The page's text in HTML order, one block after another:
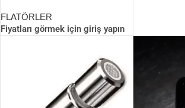
FLATÖRLER
Fiyatları görmek için giriş yapın